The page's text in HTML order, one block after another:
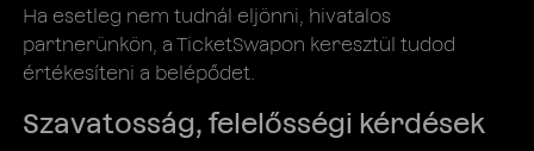
Ha esetleg nem tudnál eljönni, hivatalos
partnerünkön, a TicketSwapon keresztül tudod
értékesíteni a belépődet.
Szavatosság, felelősségi kérdések